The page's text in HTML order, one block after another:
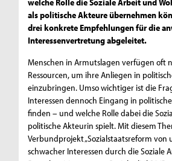
welche Rolle die Soziale Arbeit und
als politische Akteure übernehmen
drei konkrete Empfehlungen für die
Interessenvertretung abgeleitet.
Menschen in Armutslagen verfügen oft
Ressourcen, um ihre Anliegen in
einzubringen. Umso wichtiger ist die
Interessen dennoch Eingang in
finden – und welche Rolle dabei die
politische Akteurin spielt. Mit diesem
Verbundprojekt „Sozialstaatsreform
schwacher Interessen durch die Soziale